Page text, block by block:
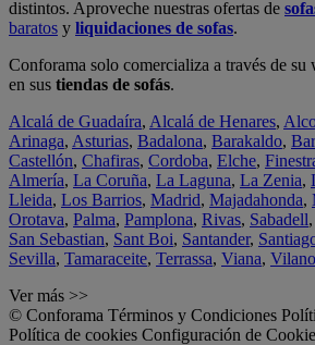
distintos. Aproveche nuestras ofertas de
baratos y liquidaciones de sofas.
Conforama solo comercializa a través de su
en sus tiendas de sofás.
Alcalá de Guadaíra, Alcalá de Henares,
Arinaga, Asturias, Badalona, Barakaldo,
Castellón, Chafiras, Cordoba, Elche,
Almería, La Coruña, La Laguna, La Zenia,
Lleida, Los Barrios, Madrid, Majadahonda,
Orotava, Palma, Pamplona, Rivas, Sabadell,
San Sebastian, Sant Boi, Santander,
Sevilla, Tamaraceite, Terrassa, Viana,
Ver más >>
© Conforama Términos y Condiciones
Política de cookies Configuración de